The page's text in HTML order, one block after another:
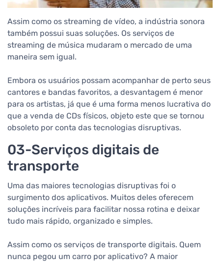
Assim como os streaming de vídeo, a indústria sonora
também possui suas soluções. Os serviços de
streaming de música mudaram o mercado de uma
maneira sem igual.
Embora os usuários possam acompanhar de perto seus
cantores e bandas favoritos, a desvantagem é menor
para os artistas, já que é uma forma menos lucrativa do
que a venda de CDs físicos, objeto este que se tornou
obsoleto por conta das tecnologias disruptivas.
03-Serviços digitais de
transporte
Uma das maiores tecnologias disruptivas foi o
surgimento dos aplicativos. Muitos deles oferecem
soluções incríveis para facilitar nossa rotina e deixar
tudo mais rápido, organizado e simples.
Assim como os serviços de transporte digitais. Quem
nunca pegou um carro por aplicativo? A maior